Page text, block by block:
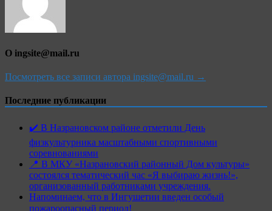
О ingsite@mail.ru
Посмотреть все записи автора ingsite@mail.ru →
Последние публикации
✔️ В Назрановском районе отметили День
физкультурника масштабными спортивными
соревнованиями
📍 В МКУ «Назрановский районный Дом культуры»
состоялся тематический час «Я выбираю жизнь!»,
организованный работниками учреждения.
Напоминаем, что в Ингушетии введен особый
пожароопасный период!⁣⁣⠀